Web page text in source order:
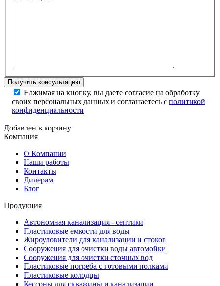
Нажимая на кнопку, вы даете согласие на обработку
своих персональных данных и соглашаетесь с политикой
конфиденциальности
Добавлен в корзину
Компания
О Компании
Наши работы
Контакты
Дилерам
Блог
Продукция
Автономная канализация - септики
Пластиковые емкости для воды
Жироуловители для канализации и стоков
Сооружения для очистки воды автомойки
Сооружения для очистки сточных вод
Пластиковые погреба с готовыми полками
Пластиковые колодцы
Кессоны для скважины и канализации